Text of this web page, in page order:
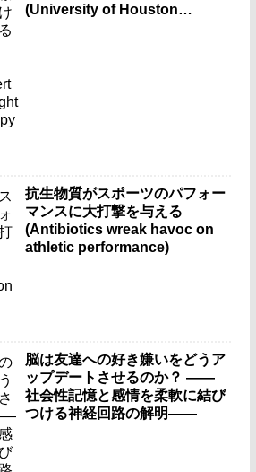
(University of Houston
抗生物質がスポーツのパフォー
マンスに大打撃を与える
(Antibiotics wreak havoc on
athletic performance)
脳は友達への好き嫌いをどうア
ップデートさせるのか？ ――
社会性記憶と感情を柔軟に結び
つける神経回路の解明――